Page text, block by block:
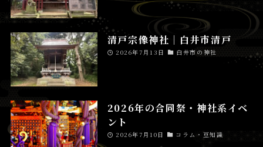
清戸宗像神社│白井市清戸
2026年7月13日 白井市の神社
2026年の合同祭・神社系イベ
ント
2026年7月10日 コラム・豆知識